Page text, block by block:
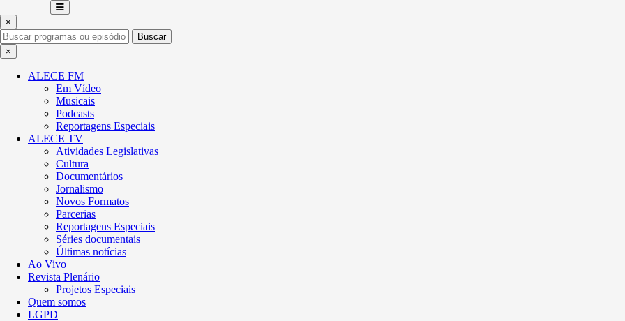
×
Buscar
×
ALECE FM
Em Vídeo
Musicais
Podcasts
Reportagens Especiais
ALECE TV
Atividades Legislativas
Cultura
Documentários
Jornalismo
Novos Formatos
Parcerias
Reportagens Especiais
Séries documentais
Últimas notícias
Ao Vivo
Revista Plenário
Projetos Especiais
Quem somos
LGPD